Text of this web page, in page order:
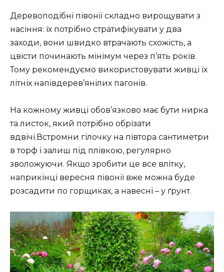
Деревоподібні півонії складно вирощувати з
насіння: їх потрібно стратифікувати у два
заходи, вони швидко втрачають схожість, а
цвісти починають мінімум через п’ять років.
Тому рекомендуємо використовувати живці їх
літніх напівдерев’янілих пагонів.
На кожному живці обов’язково має бути нирка
та листок, який потрібно обрізати
вдвічі.Встромни гілочку на півтора сантиметри
в торф і залиш під плівкою, регулярно
зволожуючи. Якщо зробити це все влітку,
наприкінці вересня півонії вже можна буде
розсадити по горщиках, а навесні – у ґрунт.